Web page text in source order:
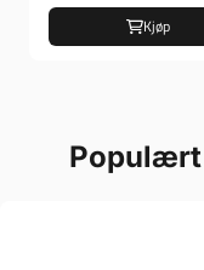
Kjøp
Populært